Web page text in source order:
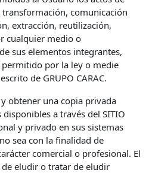
comunicación
extracción, reutilización,
cualquier medio o
sus elementos integrantes,
permitido por la ley o medie
de GRUPO CARAC.
obtener una copia privada
a través del SITIO
y privado en sus sistemas
sea con la finalidad de
comercial o profesional. El
eludir o tratar de eludir